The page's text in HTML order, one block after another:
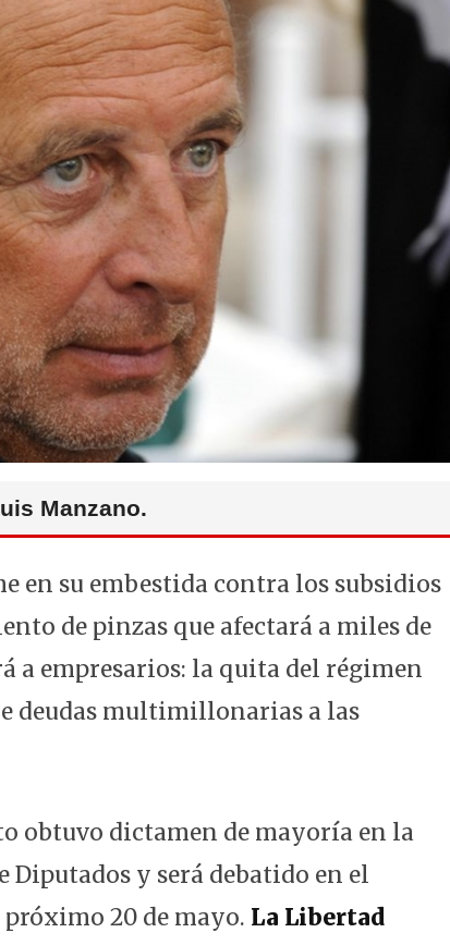
Manzano.
en su embestida contra los subsidios
de pinzas que afectará a miles de
a empresarios: la quita del régimen
deudas multimillonarias a las
obtuvo dictamen de mayoría en la
Diputados y será debatido en el
20 de mayo. La Libertad